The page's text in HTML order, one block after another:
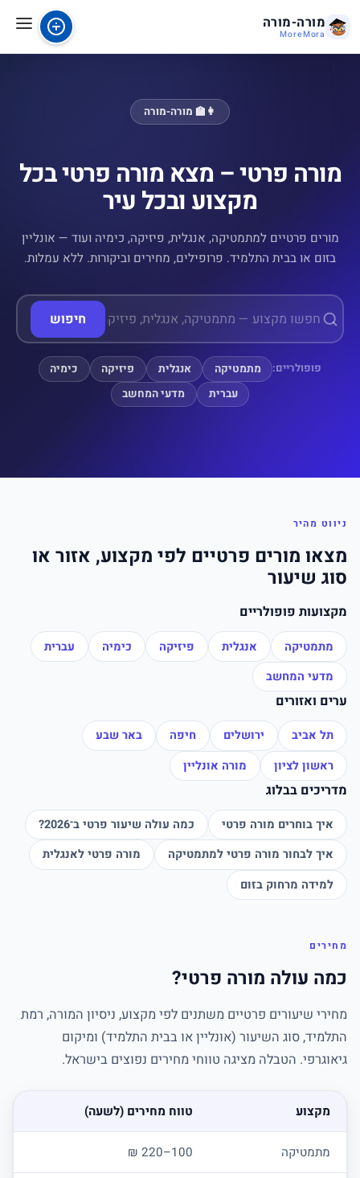
מורה-מורה
MoreMora
👩‍🏫 מורה-מורה
מורה פרטי – מצא מורה פרטי בכל
מקצוע ובכל עיר
מורים פרטיים למתמטיקה, אנגלית, פיזיקה, כימיה ועוד — אונליין
בזום או בבית התלמיד. פרופילים, מחירים וביקורות. ללא עמלות.
חיפוש
פופולריים: מתמטיקה אנגלית פיזיקה
כימיה
עברית
מדעי המחשב
ניווט מהיר
מצאו מורים פרטיים לפי מקצוע, אזור או
סוג שיעור
מקצועות פופולריים
מתמטיקה אנגלית פיזיקה כימיה
עברית
מדעי המחשב
ערים ואזורים
תל אביב ירושלים חיפה
באר שבע
ראשון לציון
מורה אונליין
מדריכים בבלוג
איך בוחרים מורה פרטי
כמה עולה שיעור פרטי ב־2026?
איך לבחור מורה פרטי למתמטיקה
מורה פרטי לאנגלית
למידה מרחוק בזום
מחירים
כמה עולה מורה פרטי?
מחירי שיעורים פרטיים משתנים לפי מקצוע, ניסיון המורה, רמת
התלמיד, סוג השיעור (אונליין או בבית התלמיד) ומיקום
גיאוגרפי. הטבלה מציגה טווחי מחירים נפוצים בישראל.
מקצוע טווח מחירים (לשעה)
מתמטיקה 100–220 ₪